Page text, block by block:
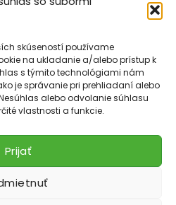
skúseností používame
na ukladanie a/alebo prístup k
s týmito technológiami nám
je správanie pri prehliadaní alebo
alebo odvolanie súhlasu
vlastnosti a funkcie.
Prijať
530 888
Cookies